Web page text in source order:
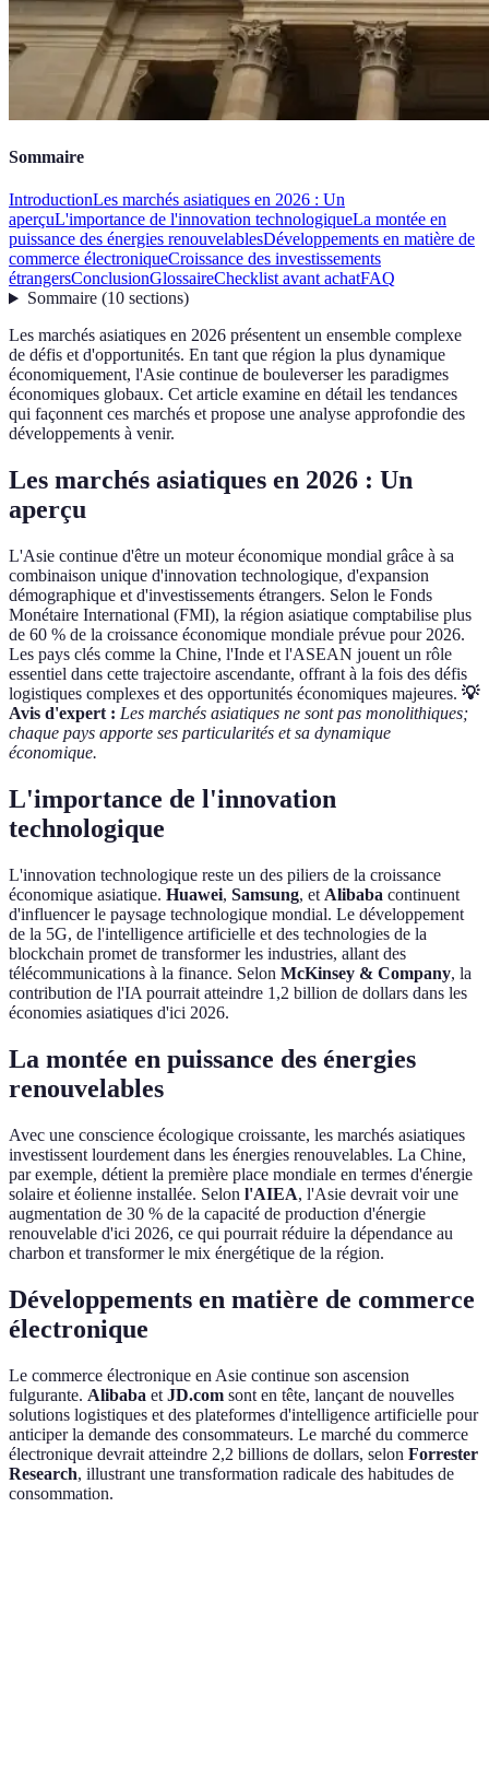
Sommaire
IntroductionLes marchés asiatiques en 2026 : Un
aperçuL'importance de l'innovation technologiqueLa montée en
puissance des énergies renouvelablesDéveloppements en matière de
commerce électroniqueCroissance des investissements
étrangersConclusionGlossaireChecklist avant achatFAQ
Sommaire(10 sections)
Les marchés asiatiques en 2026 présentent un ensemble complexe
de défis et d'opportunités. En tant que région la plus dynamique
économiquement, l'Asie continue de bouleverser les paradigmes
économiques globaux. Cet article examine en détail les tendances
qui façonnent ces marchés et propose une analyse approfondie des
développements à venir.
Les marchés asiatiques en 2026 : Un
aperçu
L'Asie continue d'être un moteur économique mondial grâce à sa
combinaison unique d'innovation technologique, d'expansion
démographique et d'investissements étrangers. Selon le Fonds
Monétaire International (FMI), la région asiatique comptabilise plus
de 60 % de la croissance économique mondiale prévue pour 2026.
Les pays clés comme la Chine, l'Inde et l'ASEAN jouent un rôle
essentiel dans cette trajectoire ascendante, offrant à la fois des défis
logistiques complexes et des opportunités économiques majeures. 💡
Avis d'expert : Les marchés asiatiques ne sont pas monolithiques;
chaque pays apporte ses particularités et sa dynamique
économique.
L'importance de l'innovation
technologique
L'innovation technologique reste un des piliers de la croissance
économique asiatique. Huawei, Samsung, et Alibaba continuent
d'influencer le paysage technologique mondial. Le développement
de la 5G, de l'intelligence artificielle et des technologies de la
blockchain promet de transformer les industries, allant des
télécommunications à la finance. Selon McKinsey & Company, la
contribution de l'IA pourrait atteindre 1,2 billion de dollars dans les
économies asiatiques d'ici 2026.
La montée en puissance des énergies
renouvelables
Avec une conscience écologique croissante, les marchés asiatiques
investissent lourdement dans les énergies renouvelables. La Chine,
par exemple, détient la première place mondiale en termes d'énergie
solaire et éolienne installée. Selon l'AIEA, l'Asie devrait voir une
augmentation de 30 % de la capacité de production d'énergie
renouvelable d'ici 2026, ce qui pourrait réduire la dépendance au
charbon et transformer le mix énergétique de la région.
Développements en matière de commerce
électronique
Le commerce électronique en Asie continue son ascension
fulgurante. Alibaba et JD.com sont en tête, lançant de nouvelles
solutions logistiques et des plateformes d'intelligence artificielle pour
anticiper la demande des consommateurs. Le marché du commerce
électronique devrait atteindre 2,2 billions de dollars, selon Forrester
Research, illustrant une transformation radicale des habitudes de
consommation.